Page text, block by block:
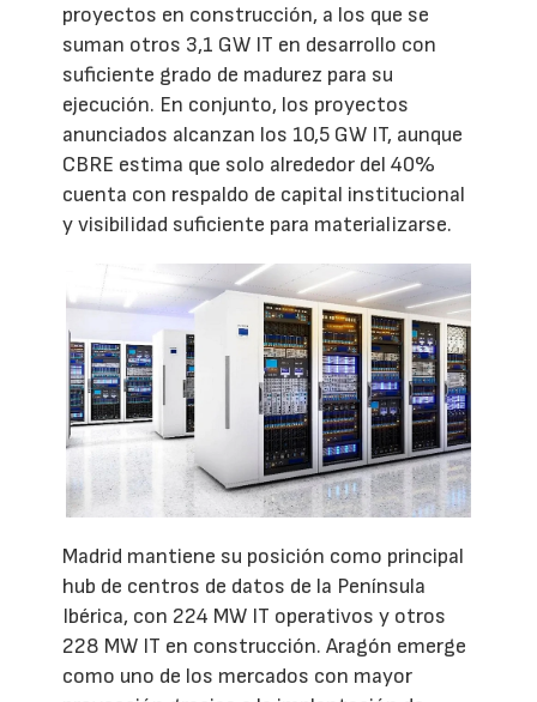
proyectos en construcción, a los que se
suman otros 3,1 GW IT en desarrollo con
suficiente grado de madurez para su
ejecución. En conjunto, los proyectos
anunciados alcanzan los 10,5 GW IT, aunque
CBRE estima que solo alrededor del 40%
cuenta con respaldo de capital institucional
y visibilidad suficiente para materializarse.
Madrid mantiene su posición como principal
hub de centros de datos de la Península
Ibérica, con 224 MW IT operativos y otros
228 MW IT en construcción. Aragón emerge
como uno de los mercados con mayor